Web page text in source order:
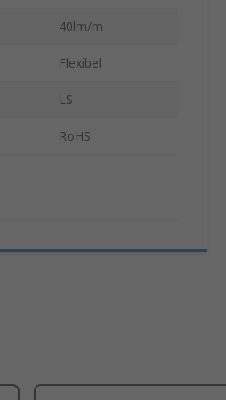
40lm/m
Flexibel
LS
RoHS